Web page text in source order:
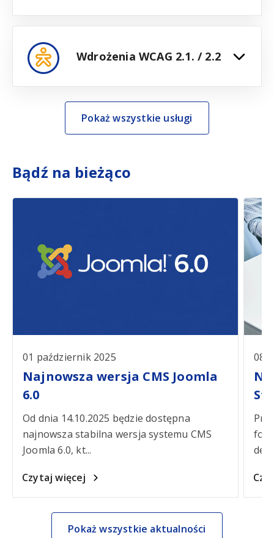
Wdrożenia WCAG 2.1. / 2.2
Pokaż wszystkie usługi
Bądź na bieżąco
01 październik 2025
Najnowsza wersja CMS Joomla
6.0
Od dnia 14.10.2025 będzie dostępna
najnowsza stabilna wersja systemu CMS
Joomla 6.0, kt...
Czytaj więcej
08
Pokaż wszystkie aktualności